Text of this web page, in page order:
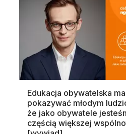
Edukacja obywatelska ma
pokazywać młodym
że jako obywatele
częścią większej